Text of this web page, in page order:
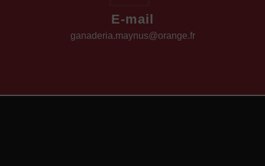
E-mail
ganaderia.maynus@orange.fr